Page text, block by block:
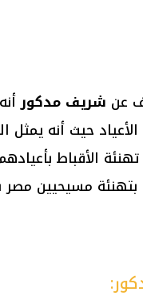
عن شريف مدكور
حيث أنه يمثل
الأقباط
مسيحيين